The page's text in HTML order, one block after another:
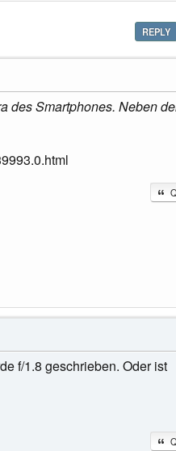
REPLY
des Smartphones. Neben
f/1.8 geschrieben. Oder ist